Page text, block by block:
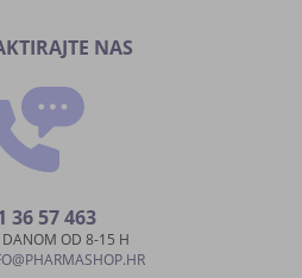
NAS
36 57 463
OD 8-15 H